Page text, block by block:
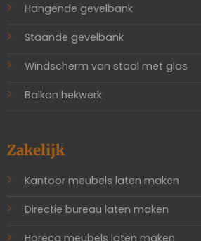
Hangende gevelbank
Staande gevelbank
Windscherm van staal met glas
Balkon hekwerk
Zakelijk
Kantoor meubels laten maken
Directie bureau laten maken